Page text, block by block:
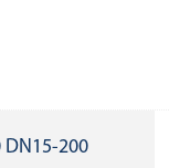
DN15-200